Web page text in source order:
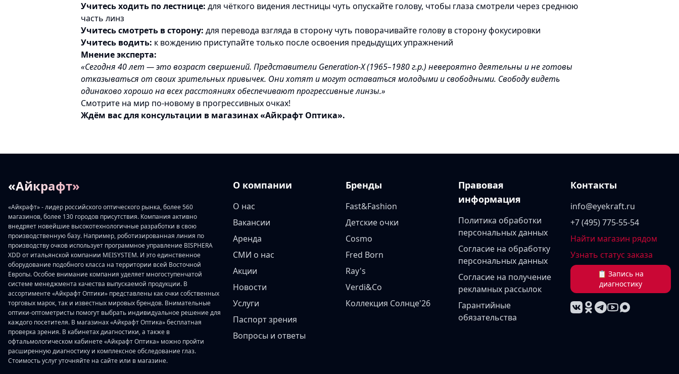
Учитесь ходить по лестнице: для чёткого видения лестницы чуть опускайте голову, чтобы глаза смотрели через среднюю
часть линз
Учитесь смотреть в сторону: для перевода взгляда в сторону чуть поворачивайте голову в сторону фокусировки
Учитесь водить: к вождению приступайте только после освоения предыдущих упражнений
Мнение эксперта:
«Сегодня 40 лет — это возраст свершений. Представители Generation-X (1965–1980 г.р.) невероятно деятельны и не готовы
отказываться от своих зрительных привычек. Они хотят и могут оставаться молодыми и свободными. Свободу видеть
одинаково хорошо на всех расстояниях обеспечивают прогрессивные линзы.»
Смотрите на мир по-новому в прогрессивных очках!
Ждём вас для консультации в магазинах «Айкрафт Оптика».
«Айкрафт»
«Айкрафт» - лидер российского оптического рынка, более 560
магазинов, более 130 городов присутствия. Компания активно
внедряет новейшие высокотехнологичные разработки в свою
производственную базу. Например, роботизированная линия по
производству очков использует программное управление BISPHERA
XDD от итальянской компании MEISYSTEM. И это единственное
оборудование подобного класса на территории всей Восточной
Европы. Особое внимание компания уделяет многоступенчатой
системе менеджмента качества выпускаемой продукции. В
ассортименте «Айкрафт Оптики» представлены как очки собственных
торговых марок, так и известных мировых брендов. Внимательные
оптики-оптометристы помогут выбрать индивидуальное решение для
каждого посетителя. В магазинах «Айкрафт Оптика» бесплатная
проверка зрения. В кабинетах диагностики, а также в
офтальмологическом кабинете «Айкрафт Оптика» можно пройти
расширенную диагностику и комплексное обследование глаз.
Стоимость услуг уточняйте на сайте или в магазине.
О компании
О нас
Вакансии
Аренда
СМИ о нас
Акции
Новости
Услуги
Паспорт зрения
Вопросы и ответы
Бренды
Fast&Fashion
Детские очки
Cosmo
Fred Born
Ray's
Verdi&Co
Коллекция Солнце'26
Правовая
информация
Политика обработки
персональных данных
Согласие на обработку
персональных данных
Согласие на получение
рекламных рассылок
Гарантийные
обязательства
Контакты
info@eyekraft.ru
+7 (495) 775-55-54
Найти магазин рядом
Узнать статус заказа
📋 Запись на
диагностику